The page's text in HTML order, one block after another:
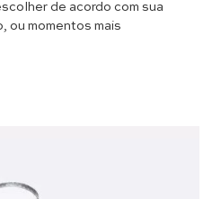
de acordo com sua
ou momentos mais